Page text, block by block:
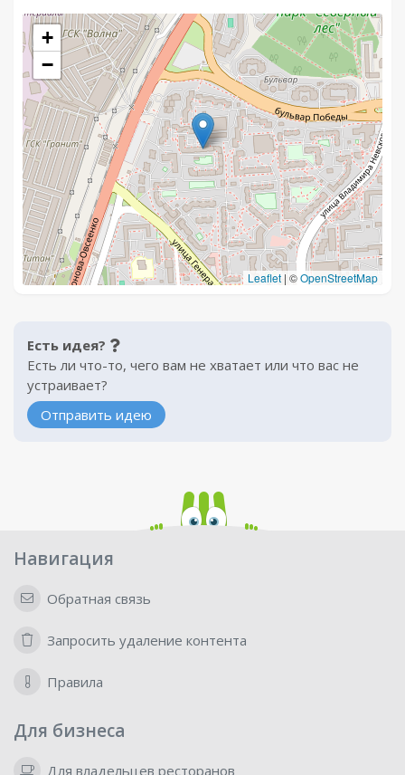
+
−
Leaflet | ©OpenStreetMap
Есть идея?
Есть ли что-то, чего вам не хватает или что вас не
устраивает?
Отправить идею
Навигация
Обратная связь
Запросить удаление контента
Правила
Для бизнеса
Для владельцев ресторанов